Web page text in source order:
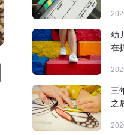
幼
在
三
之